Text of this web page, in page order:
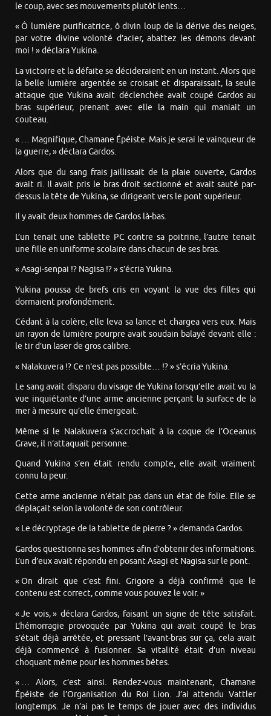
le coup, avec ses mouvements plutôt lents…
« Ô lumière purificatrice, ô divin loup de la dérive des neiges,
par votre divine volonté d’acier, abattez les démons devant
moi ! » déclara Yukina.
La victoire et la défaite se décideraient en un instant. Alors que
la belle lumière argentée se croisait et disparaissait, la seule
attaque que Yukina avait déclenchée avait coupé Gardos au
bras supérieur, prenant avec elle la main qui maniait un
couteau.
« … Magnifique, Chamane Épéiste. Mais je serai le vainqueur de
la guerre, » déclara Gardos.
Alors que du sang frais jaillissait de la plaie ouverte, Gardos
avait ri. Il avait pris le bras droit sectionné et avait sauté par-
dessus la tête de Yukina, se dirigeant vers le pont supérieur.
Il y avait deux hommes de Gardos là-bas.
L’un tenait une tablette PC contre sa poitrine, l’autre tenait
une fille en uniforme scolaire dans chacun de ses bras.
« Asagi-senpai !? Nagisa !? » s’écria Yukina.
Yukina poussa de brefs cris en voyant la vue des filles qui
dormaient profondément.
Cédant à la colère, elle leva sa lance et chargea vers eux. Mais
un rayon de lumière pourpre avait soudain balayé devant elle :
le tir d’un laser de gros calibre.
« Nalakuvera !? Ce n’est pas possible… !? » s’écria Yukina.
Le sang avait disparu du visage de Yukina lorsqu’elle avait vu la
vue inquiétante d’une arme ancienne perçant la surface de la
mer à mesure qu’elle émergeait.
Même si le Nalakuvera s’accrochait à la coque de l’Oceanus
Grave, il n’attaquait personne.
Quand Yukina s’en était rendu compte, elle avait vraiment
connu la peur.
Cette arme ancienne n’était pas dans un état de folie. Elle se
déplaçait selon la volonté de son contrôleur.
« Le décryptage de la tablette de pierre ? » demanda Gardos.
Gardos questionna ses hommes afin d’obtenir des informations.
L’un d’eux avait répondu en posant Asagi et Nagisa sur le pont.
« On dirait que c’est fini. Grigore a déjà confirmé que le
contenu est correct, comme vous pouvez le voir. »
« Je vois, » déclara Gardos, faisant un signe de tête satisfait.
L’hémorragie provoquée par Yukina qui avait coupé le bras
s’était déjà arrêtée, et pressant l’avant-bras sur ça, cela avait
déjà commencé à fusionner. Sa vitalité était d’un niveau
choquant même pour les hommes bêtes.
« … Alors, c’est ainsi. Rendez-vous maintenant, Chamane
Épéiste de l’Organisation du Roi Lion. J’ai attendu Vattler
longtemps. Je n’ai pas le temps de jouer avec des individus